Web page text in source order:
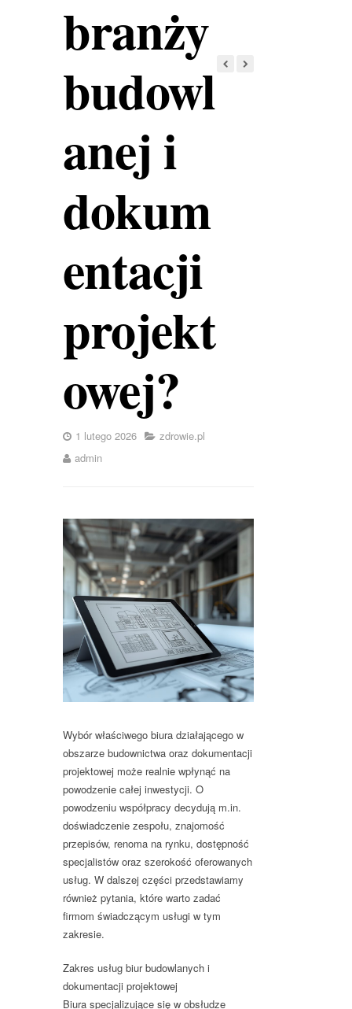
branży
budowl
anej i
dokum
entacji
projekt
owej?
1 lutego 2026
zdrowie.pl
admin
Wybórwłaściwego biura działającego w
obszarze budownictwa oraz dokumentacji
projektowej może realnie wpłynąć na
powodzenie całej inwestycji. O
powodzeniu współpracy decydują m.in.
doświadczenie zespołu, znajomość
przepisów, renoma na rynku, dostępność
specjalistów oraz szerokość oferowanych
usług. W dalszej części przedstawiamy
również pytania, które warto zadać
firmom świadczącym usługi w tym
zakresie.
Zakres usług biur budowlanych i
dokumentacji projektowej
Biura specjalizujące się w obsłudze